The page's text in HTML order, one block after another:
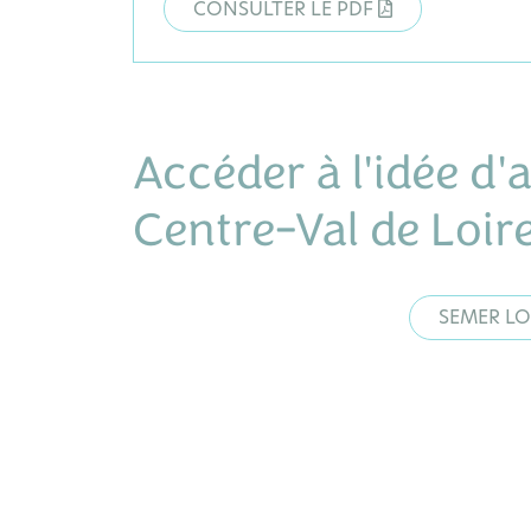
CONSULTER LE PDF
Accéder à l'idée
Centre-Val de
SEMER
Animatrice de l'Observatoire
Agence régionale de la